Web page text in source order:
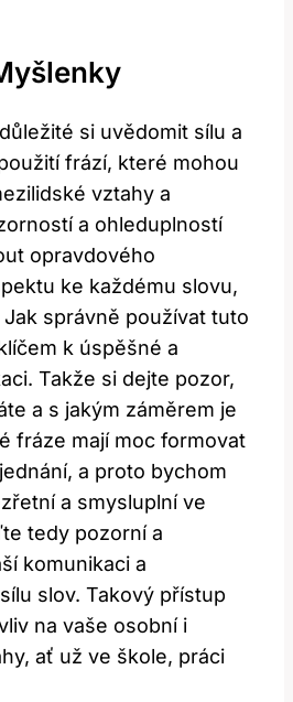
si uvědomit sílu a
frází, které mohou
vztahy a
a ohleduplností
opravdového
ke každému slovu,
správně používat tuto
k úspěšné a
Takže si dejte pozor,
a s jakým záměrem je
fráze mají moc formovat
a proto bychom
a smysluplní ve
tedy pozorní a
komunikaci a
slov. Takový přístup
na vaše osobní i
ať už ve škole, práci